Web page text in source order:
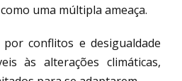
uma múltipla ameaça.
conflitos e desigualdade
às alterações climáticas,